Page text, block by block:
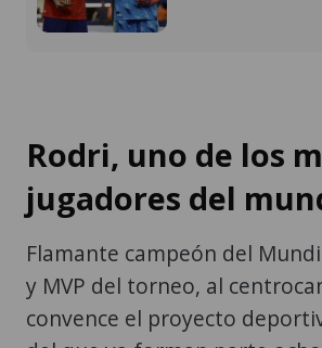
Rodri, uno de los
jugadores del
Flamante campeón del
y MVP del torneo, al
convence el proyecto